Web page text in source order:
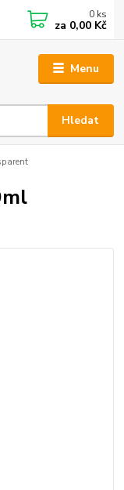
Menu
Hledat
0 ks
za 0,00 Kč